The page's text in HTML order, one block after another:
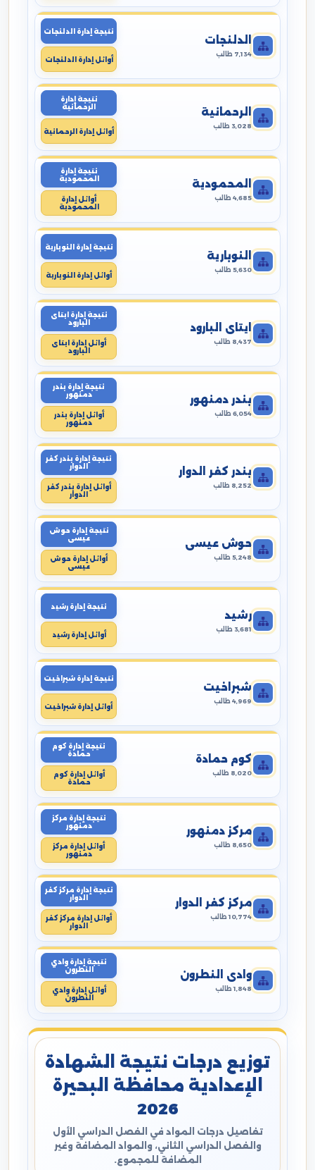
الدلنجات
7,134 طالب
نتيجة إدارة الدلنجات
أوائل إدارة الدلنجات
الرحمانية
3,028 طالب
نتيجة إدارة
الرحمانية
أوائل إدارة الرحمانية
المحمودية
4,685 طالب
نتيجة إدارة
المحمودية
أوائل إدارة
المحمودية
النوبارية
5,630 طالب
نتيجة إدارة النوبارية
أوائل إدارة النوبارية
ايتاى البارود
8,437 طالب
نتيجة إدارة ايتاى
البارود
أوائل إدارة ايتاى
البارود
بندر دمنهور
6,054 طالب
نتيجة إدارة بندر
دمنهور
أوائل إدارة بندر
دمنهور
بندر كفر الدوار
8,252 طالب
نتيجة إدارة بندر كفر
الدوار
أوائل إدارة بندر كفر
الدوار
حوش عيسى
5,248 طالب
نتيجة إدارة حوش
عيسى
أوائل إدارة حوش
عيسى
رشيد
3,681 طالب
نتيجة إدارة رشيد
أوائل إدارة رشيد
شبراخيت
4,969 طالب
نتيجة إدارة شبراخيت
أوائل إدارة شبراخيت
كوم حمادة
8,020 طالب
نتيجة إدارة كوم
حمادة
أوائل إدارة كوم
حمادة
مركز دمنهور
8,650 طالب
نتيجة إدارة مركز
دمنهور
أوائل إدارة مركز
دمنهور
مركز كفر الدوار
10,774 طالب
نتيجة إدارة مركز كفر
الدوار
أوائل إدارة مركز كفر
الدوار
وادي النطرون
1,848 طالب
نتيجة إدارة وادي
النطرون
أوائل إدارة وادي
النطرون
توزيع درجات نتيجة الشهادة
الإعدادية محافظة البحيرة
2026
تفاصيل درجات المواد في الفصل الدراسي الأول
والفصل الدراسي الثاني، والمواد المضافة وغير
المضافة للمجموع.